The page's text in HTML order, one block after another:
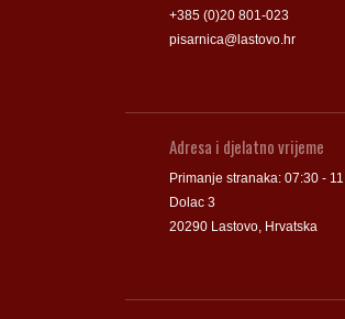
+385 (0)20 801-023
pisarnica@lastovo.hr
Adresa i djelatno vrijeme
Primanje stranaka: 07:30 -
Dolac 3
20290 Lastovo, Hrvatska